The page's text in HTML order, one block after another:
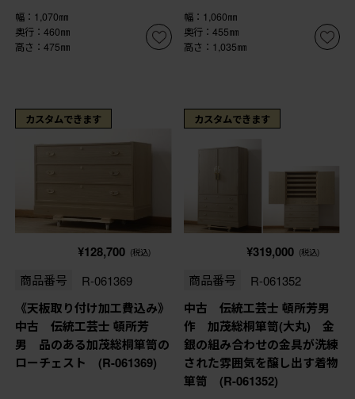
幅：1,070㎜
奥行：460㎜
高さ：475㎜
幅：1,060㎜
奥行：455㎜
高さ：1,035㎜
カスタムできます
¥128,700 (税込)
商品番号 R-061369
《天板取り付け加工費込み》
中古 伝統工芸士 頓所芳
男 品のある加茂総桐箪笥の
ローチェスト (R-061369)
カスタムできます
¥319,000 (税込)
商品番号 R-061352
中古 伝統工芸士 頓所芳男
作 加茂総桐箪笥(大丸) 金
銀の組み合わせの金具が洗練
された雰囲気を醸し出す着物
箪笥 (R-061352)